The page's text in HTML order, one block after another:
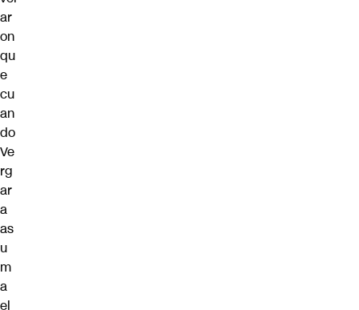
ar
on
qu
e
cu
an
do
Ve
rg
ar
a
as
u
m
a
el